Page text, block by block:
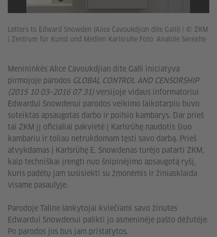
Letters to Edward Snowden (Alice Cavoukdjian dite Galli) | © ZKM
| Zentrum für Kunst und Medien Karlsruhe Foto: Anatole Serexhe
Menininkės Alice Cavoukdjian dite Galli iniciatyva
pirmojoje parodos GLOBAL CONTROL AND CENSORSHIP
(2015 10 03–2016 07 31) versijoje vidaus informatoriui
Edwardui Snowdenui parodos veikimo laikotarpiu buvo
suteiktas apsaugotas darbo ir poilsio kambarys. Dar prieš
tai ZKM jį oficialiai pakvietė į Karlsrūhę naudotis šiuo
kambariu ir toliau netrukdomam tęsti savo darbą. Prieš
atvykdamas į Karlsrūhę E. Snowdenas turėjo patarti ZKM,
kaip techniškai įrengti nuo šnipinėjimo apsaugotą ryšį,
kuris padėtų jam susisiekti su žmonėmis ir žiniasklaida
visame pasaulyje.
Parodoje Taline lankytojai kviečiami savo žinutes
Edwardui Snowdenui palikti jo asmeninėje pašto dėžutėje.
Po parodos jos bus jam pristatytos.